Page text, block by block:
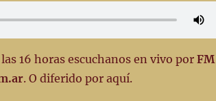
16 horas escuchanos en vivo por FM
. O diferido por aquí.